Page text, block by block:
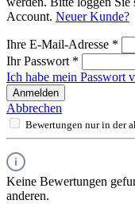
Account. Neuer Kunde?
Ihre E-Mail-Adresse *
Ihr Passwort *
Ich habe mein Passwort
Anmelden
Abbrechen
Bewertungen nur in der
Keine Bewertungen
anderen.